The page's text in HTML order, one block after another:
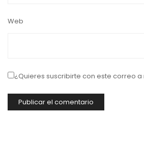
Web
¿Quieres suscribirte con este correo